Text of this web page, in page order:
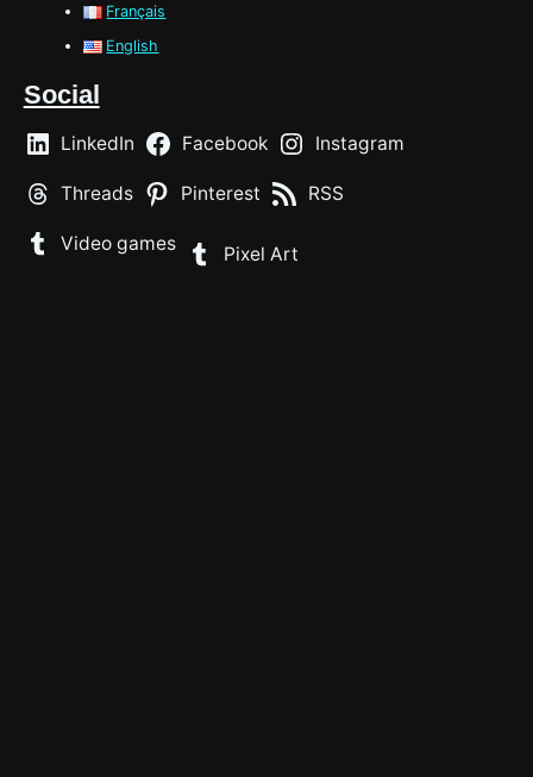
Français
English
Social
LinkedIn Facebook Instagram
Threads Pinterest RSS
Video games Pixel Art